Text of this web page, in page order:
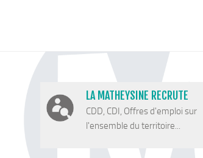
LA MATHEYSINE RECRUTE
CDD, CDI, Offres d'emploi sur
l'ensemble du territoire...